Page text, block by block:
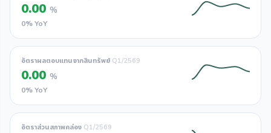
0.00 %
0% YoY
อัตราผลตอบแทนจากสินทรัพย์ Q1/2569
0.00 %
0% YoY
อัตราส่วนสภาพคล่อง Q1/2569